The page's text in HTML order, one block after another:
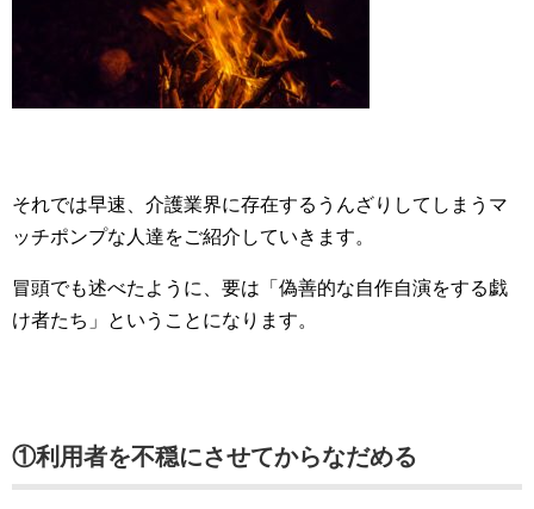
それでは早速、介護業界に存在するうんざりしてしまうマ
ッチポンプな人達をご紹介していきます。
冒頭でも述べたように、要は「偽善的な自作自演をする戯
け者たち」ということになります。
①利用者を不穏にさせてからなだめる